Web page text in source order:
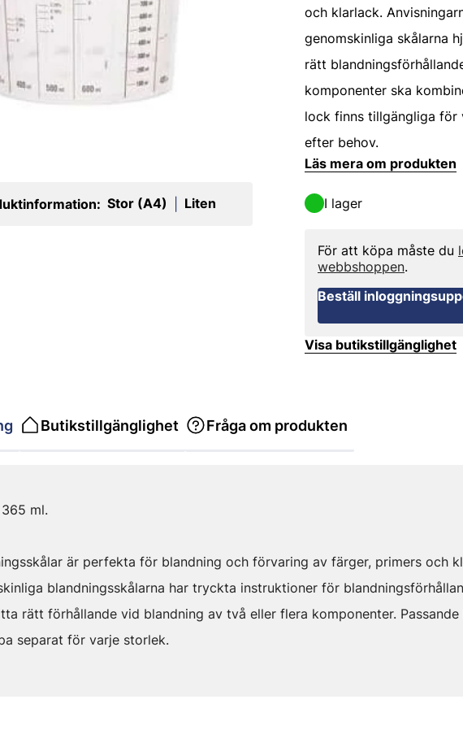
Stor (A4) Liten
och klarlack.
genomskinliga skålarna
rätt
komponenter ska
lock finns tillgängliga för
efter behov.
Läs mera om produkten
I lager
För att köpa måste du
webbshoppen.
Beställ
Visa butikstillgänglighet
Butikstillgänglighet Fråga om produkten
ml.
är perfekta för blandning och förvaring av färger, primers och
blandningsskålarna har tryckta instruktioner för
rätt förhållande vid blandning av två eller flera komponenter.
separat för varje storlek.